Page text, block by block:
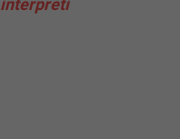
interpreti